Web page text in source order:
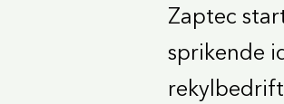
Zaptec
sprikende